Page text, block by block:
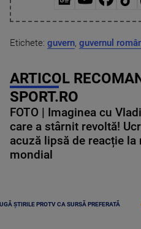
Etichete: guvern, guvernul
ARTICOL
SPORT.RO
FOTO | Imaginea cu
care a stârnit revoltă!
acuză lipsă de reacție la
mondial
ȘTIRILE PROTV CA SURSĂ PREFERATĂ